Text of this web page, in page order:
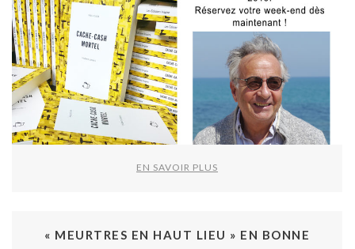
EN SAVOIR PLUS
« MEURTRES EN HAUT LIEU » EN BONNE